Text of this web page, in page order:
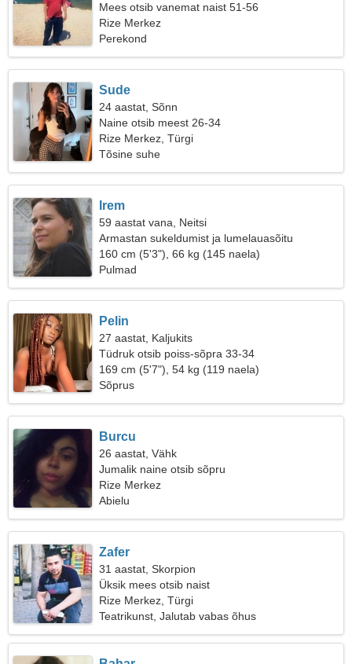
Mees otsib vanemat naist 51-56
Rize Merkez
Perekond
Sude
24 aastat, Sõnn
Naine otsib meest 26-34
Rize Merkez, Türgi
Tõsine suhe
Irem
59 aastat vana, Neitsi
Armastan sukeldumist ja lumelauasõitu
160 cm (5'3"), 66 kg (145 naela)
Pulmad
Pelin
27 aastat, Kaljukits
Tüdruk otsib poiss-sõpra 33-34
169 cm (5'7"), 54 kg (119 naela)
Sõprus
Burcu
26 aastat, Vähk
Jumalik naine otsib sõpru
Rize Merkez
Abielu
Zafer
31 aastat, Skorpion
Üksik mees otsib naist
Rize Merkez, Türgi
Teatrikunst, Jalutab vabas õhus